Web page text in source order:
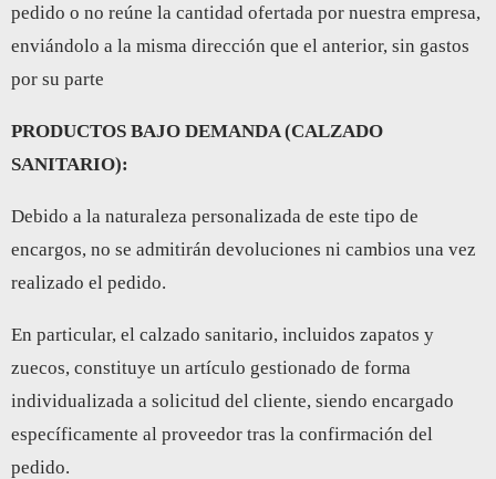
pedido o no reúne la cantidad ofertada por nuestra empresa,
enviándolo a la misma dirección que el anterior, sin gastos
por su parte
PRODUCTOS BAJO DEMANDA (CALZADO
SANITARIO):
Debido a la naturaleza personalizada de este tipo de
encargos, no se admitirán devoluciones ni cambios una vez
realizado el pedido.
En particular, el calzado sanitario, incluidos zapatos y
zuecos, constituye un artículo gestionado de forma
individualizada a solicitud del cliente, siendo encargado
específicamente al proveedor tras la confirmación del
pedido.